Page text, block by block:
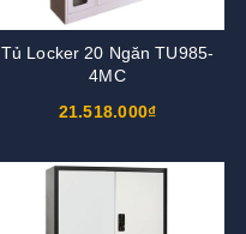
Tủ Locker 20 Ngăn TU985-
4MC
21.518.000₫